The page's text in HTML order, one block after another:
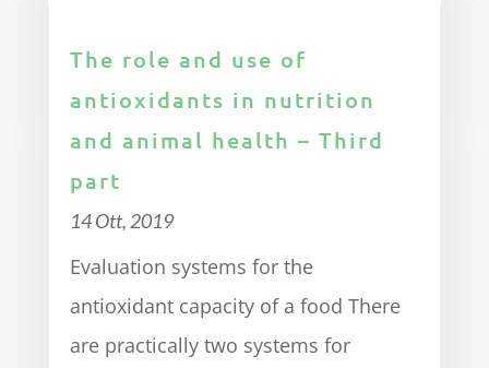
The role and use of
antioxidants in nutrition
and animal health – Third
part
14 Ott, 2019
Evaluation systems for the
antioxidant capacity of a food There
are practically two systems for